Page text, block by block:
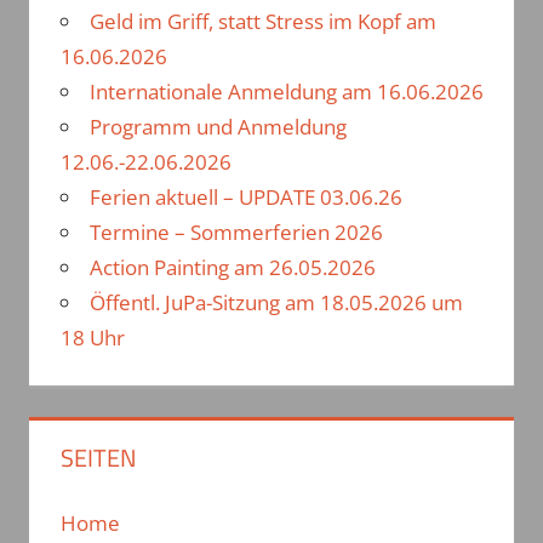
h
Geld im Griff, statt Stress im Kopf am
16.06.2026
Internationale Anmeldung am 16.06.2026
Programm und Anmeldung
12.06.-22.06.2026
Ferien aktuell – UPDATE 03.06.26
Termine – Sommerferien 2026
Action Painting am 26.05.2026
Öffentl. JuPa-Sitzung am 18.05.2026 um
18 Uhr
SEITEN
Home